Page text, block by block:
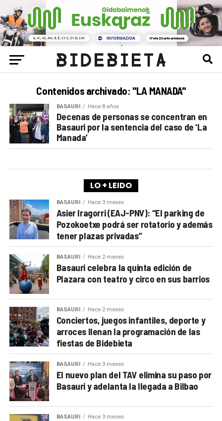
Contenidos archivado: "LA MANADA"
BASAURI Hace 8 años
Decenas de personas se concentran en
Basauri por la sentencia del caso de ‘La
Manada’
LO + LEIDO
BASAURI Hace 3 meses
Asier Iragorri (EAJ-PNV): “El parking de
Pozokoetxe podrá ser rotatorio y además
tener plazas privadas”
BASAURI Hace 2 meses
Basauri celebra la quinta edición de
Plazara con teatro y circo en sus barrios
BASAURI Hace 2 meses
Conciertos, juegos infantiles, deporte y
arroces llenan la programación de las
fiestas de Bidebieta
BASAURI Hace 3 meses
El nuevo plan del TAV elimina su paso por
Basauri y adelanta la llegada a Bilbao
BASAURI Hace 3 meses